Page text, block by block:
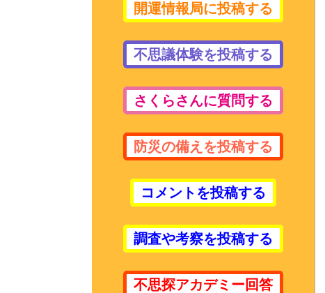
開運情報局に投稿する
不思議体験を投稿する
さくらさんに質問する
防災の備えを投稿する
コメントを投稿する
調査や考察を投稿する
不思探アカデミー回答